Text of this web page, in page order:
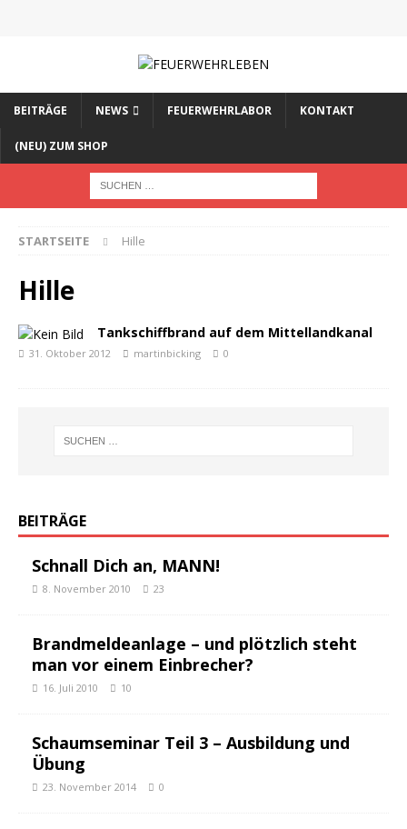
BEITRÄGE NEWS FEUERWEHRLABOR KONTAKT
(NEU) ZUM SHOP
STARTSEITE Hille
Hille
Tankschiffbrand auf dem Mittellandkanal
31. Oktober 2012 martinbicking 0
BEITRÄGE
Schnall Dich an, MANN!
8. November 2010 23
Brandmeldeanlage – und plötzlich steht
man vor einem Einbrecher?
16. Juli 2010 10
Schaumseminar Teil 3 – Ausbildung und
Übung
23. November 2014 0